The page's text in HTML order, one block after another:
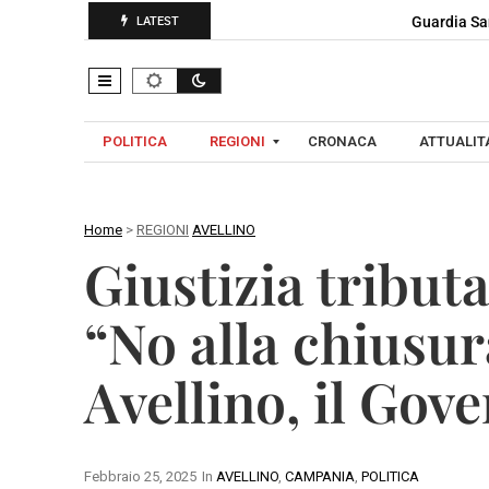
LATEST Guardia
POLITICA REGIONI
C
A
I
A
V
E
L
L
I
O
B
CRONACA
Home > REGIONI AVELLINO
Giustizia
“No alla
Avellino, il
In AVELLINO, CAMPANIA, POLITICA
Febbraio 25, 2025